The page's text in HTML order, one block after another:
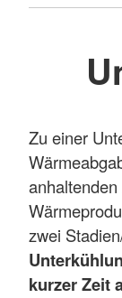
Zu einer
zwei
kurzer Zeit